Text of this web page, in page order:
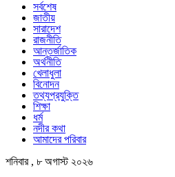
সর্বশেষ
জাতীয়
সারাদেশ
রাজনীতি
আন্তর্জাতিক
অর্থনীতি
খেলাধুলা
বিনোদন
তথ্যপ্রযুক্তি
শিক্ষা
ধর্ম
নদীর কথা
আমাদের পরিবার
শনিবার , ৮ অগাস্ট ২০২৬